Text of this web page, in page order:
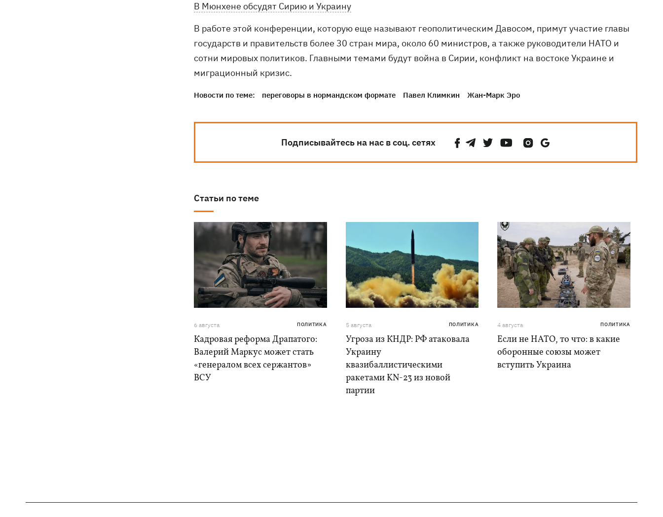
В Мюнхене обсудят Сирию и Украину
В работе этой конференции, которую еще называют геополитическим Давосом, примут участие главы
государств и правительств более 30 стран мира, около 60 министров, а также руководители НАТО и
сотни мировых политиков. Главными темами будут война в Сирии, конфликт на востоке Украине и
миграционный кризис.
Новости по теме: переговоры в нормандском формате Павел Климкин Жан-Марк Эро
Подписывайтесь на нас в соц. сетях
Статьи по теме
6 августа ПОЛИТИКА
Кадровая реформа Драпатого:
Валерий Маркус может стать
«генералом всех сержантов»
ВСУ
5 августа ПОЛИТИКА
Угроза из КНДР: РФ атаковала
Украину
квазибаллистическими
ракетами KN-23 из новой
партии
4 августа ПОЛИТИКА
Если не НАТО, то что: в какие
оборонные союзы может
вступить Украина